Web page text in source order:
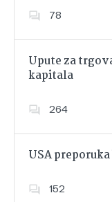
78
Upute za
kapitala
264
USA
152